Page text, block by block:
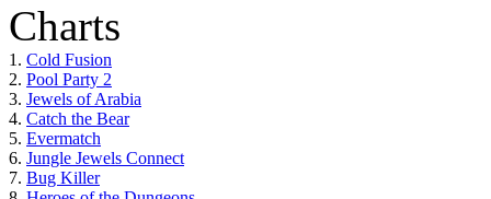
Charts
1. Cold Fusion
2. Pool Party 2
3. Jewels of Arabia
4. Catch the Bear
5. Evermatch
6. Jungle Jewels Connect
7. Bug Killer